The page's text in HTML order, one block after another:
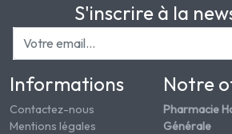
S'inscrire à la
Informations
Contactez-nous
Mentions légales
Notre
Pharmacie
Générale